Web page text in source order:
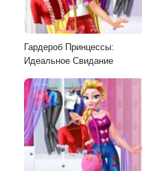
Гардероб Принцессы:
Идеальное Свидание